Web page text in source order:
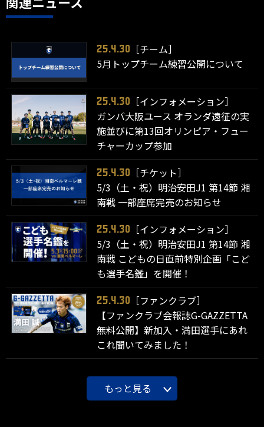
25.4.30
［チーム］
5月トップチーム練習公開について
25.4.30
［インフォメーション］
ガンバ大阪ユース オランダ遠征の実
施並びに第13回オリンピア・フュー
チャーカップ参加
25.4.30
［チケット］
5/3（土・祝）明治安田J1 第14節 湘
南戦 一部座席完売のお知らせ
25.4.30
［インフォメーション］
5/3（土・祝）明治安田J1 第14節 湘
南戦 こどもの日直前特別企画「こど
も選手名鑑」を開催！
25.4.30
［ファンクラブ］
【ファンクラブ会報誌G-GAZZETTA
無料公開】新加入・満田選手にあれ
これ聞いてみました！
もっと見る